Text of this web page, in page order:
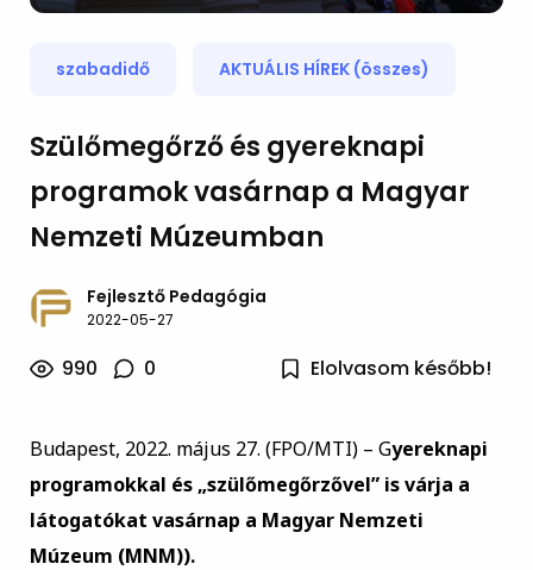
szabadidő AKTUÁLIS HÍREK (összes)
Szülőmegőrző és gyereknapi
programok vasárnap a Magyar
Nemzeti Múzeumban
Fejlesztő Pedagógia
2022-05-27
990 0 Elolvasom később!
Budapest, 2022. május 27. (FPO/MTI) – Gyereknapi
programokkal és „szülőmegőrzővel” is várja a
látogatókat vasárnap a Magyar Nemzeti
Múzeum (MNM)).